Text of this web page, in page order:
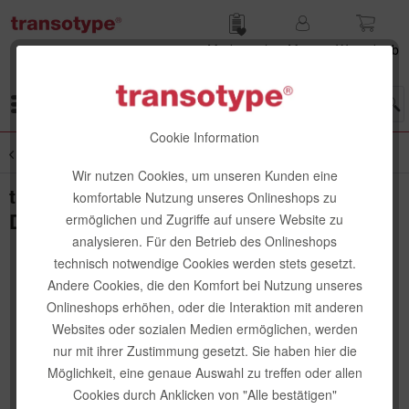
Merk­zettel
Mein
Waren­korb
Cookie Information
Wir nutzen Cookies, um unseren Kunden eine
komfortable Nutzung unseres Onlineshops zu
ermöglichen und Zugriffe auf unsere Website zu
analysieren. Für den Betrieb des Onlineshops
technisch notwendige Cookies werden stets gesetzt.
Andere Cookies, die den Komfort bei Nutzung unseres
Onlineshops erhöhen, oder die Interaktion mit anderen
Websites oder sozialen Medien ermöglichen, werden
nur mit ihrer Zustimmung gesetzt. Sie haben hier die
Möglichkeit, eine genaue Auswahl zu treffen oder allen
Cookies durch Anklicken von "Alle bestätigen"
transtoype Ersatzklingen für
Druckknopfmesser 45°, 5 Stk.